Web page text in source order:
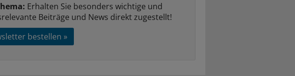
Erhalten Sie besonders wichtige und
Beiträge und News direkt zugestellt!
bestellen »